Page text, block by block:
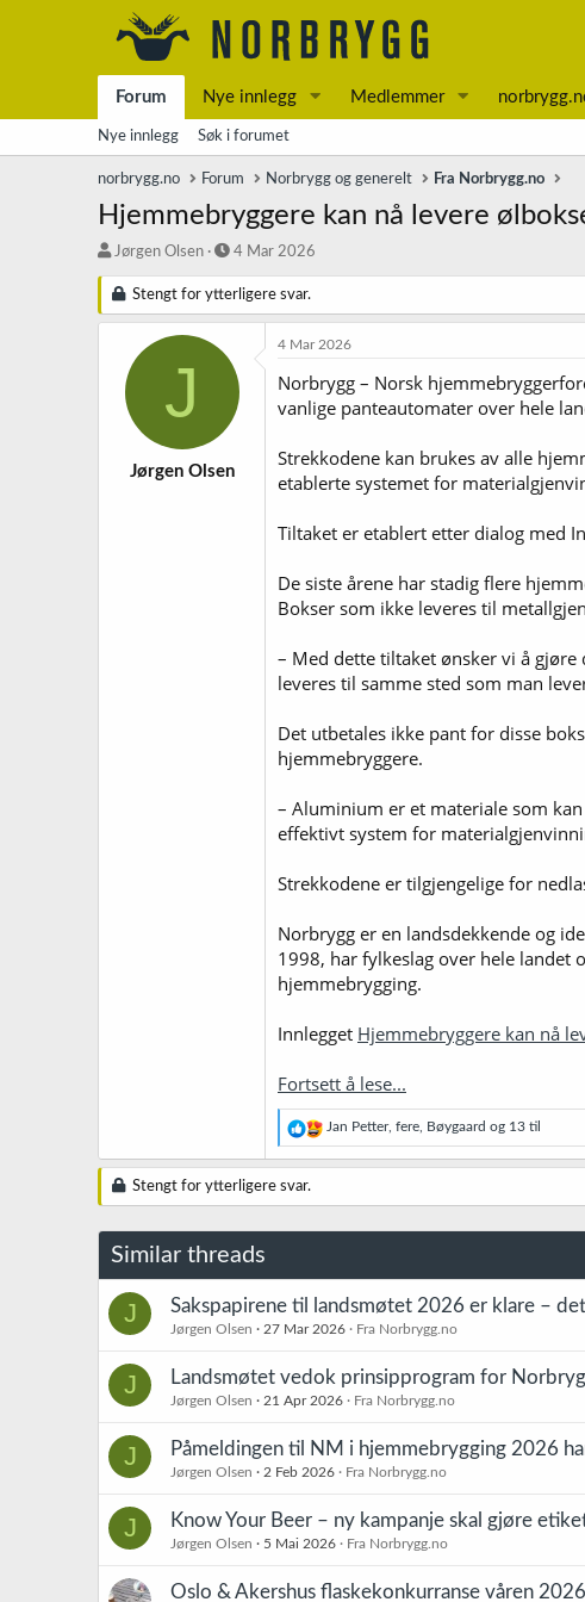
Forum Nye innlegg Medlemmer
Nye innlegg Søk i forumet
norbrygg.no Forum Norbrygg og generelt Fra Norbrygg.no
Hjemmebryggere kan nå levere
T
å
d
Jørgen Olsen
S
a
r
a
t
o
4 Mar 2026
Stengt for ytterligere svar.
J
Jørgen Olsen
4 Mar 2026
Norbrygg – Norsk
vanlige panteautomater over hele
Strekkodene kan brukes av alle
etablerte systemet for
Tiltaket er etablert etter dialog med
De siste årene har stadig flere
Bokser som ikke leveres til
– Med dette tiltaket ønsker vi å
leveres til samme sted som man
Det utbetales ikke pant for disse
hjemmebryggere.
– Aluminium er et materiale som
effektivt system for
Strekkodene er tilgjengelige for
Norbrygg er en landsdekkende og
1998, har fylkeslag over hele landet
hjemmebrygging.
Innlegget Hjemmebryggere kan nå
Fortsett å lese...
R
e
a
e
:
Jan Petter, fere Bøygaard og 13 til
Stengt for ytterligere svar.
Similar threads
J Sakspapirene til landsmøtet 2026 er klare –
Jørgen Olsen 27 Mar 2026 Fra Norbrygg.no
J Landsmøtet vedok prinsipprogram for
Jørgen Olsen 21 Apr 2026 Fra Norbrygg.no
J Påmeldingen til NM i hjemmebrygging 2026
Jørgen Olsen 2 Feb 2026 Fra Norbrygg.no
J Know Your Beer – ny kampanje skal gjøre
Jørgen Olsen 5 Mai 2026 Fra Norbrygg.no
Oslo & Akershus flaskekonkurranse våren 2026